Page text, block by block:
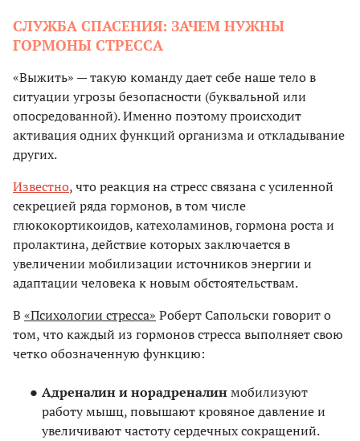
СЛУЖБА СПАСЕНИЯ: ЗАЧЕМ НУЖНЫ
ГОРМОНЫ СТРЕССА
«Выжить» — такую команду дает себе наше тело в
ситуации угрозы безопасности (буквальной или
опосредованной). Именно поэтому происходит
активация одних функций организма и откладывание
других.
Известно, что реакция на стресс связана с усиленной
секрецией ряда гормонов, в том числе
глюкокортикоидов, катехоламинов, гормона роста и
пролактина, действие которых заключается в
увеличении мобилизации источников энергии и
адаптации человека к новым обстоятельствам.
В «Психологии стресса» Роберт Сапольски говорит о
том, что каждый из гормонов стресса выполняет свою
четко обозначенную функцию:
Адреналин и норадреналинмобилизуют
работу мышц, повышают кровяное давление и
увеличивают частоту сердечных сокращений.